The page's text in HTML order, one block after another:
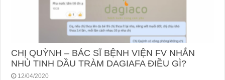
CHỊ QUỲNH – BÁC SĨ BỆNH VIỆN FV NHẮN
NHỦ TINH DẦU TRÀM DAGIAFA ĐIỀU GÌ?
12/04/2020